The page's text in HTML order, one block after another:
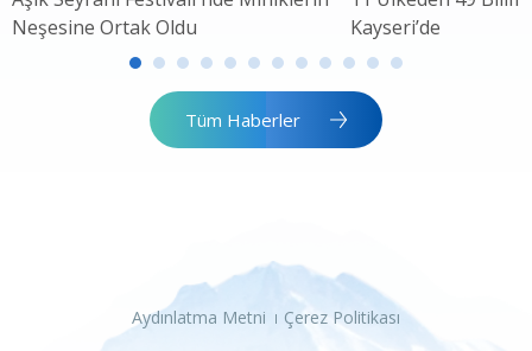
Neşesine Ortak Oldu
Kayseri’de
Tüm Haberler
Aydınlatma Metni Çerez Politikası